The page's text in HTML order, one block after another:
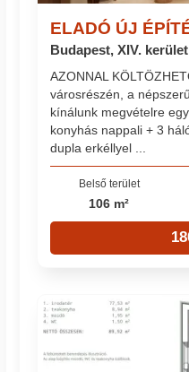
ELADÓ ÚJ
Budapest, XIV.
AZONNAL
városrészén, a
kínálunk megvételre
konyhás nappali + 3
dupla erkéllyel ...
Belső terület
106 m²